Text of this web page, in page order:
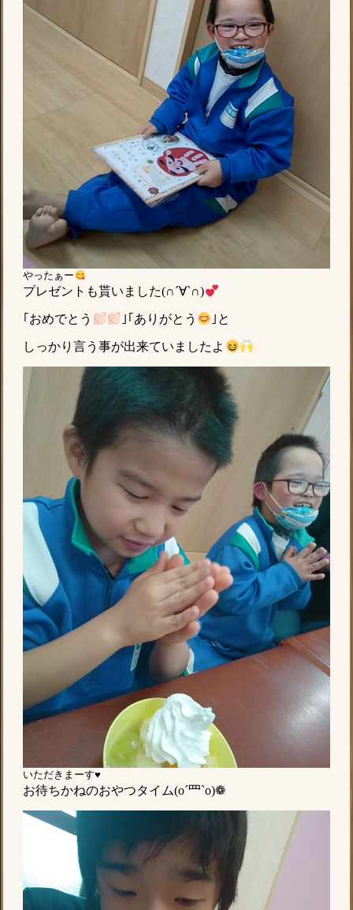
やったぁー
プレゼントも貰いました(∩´∀`∩)
｢おめでとう ｣｢ありがとう ｣と
しっかり言う事が出来ていましたよ
いただきまーす♥
お待ちかねのおやつタイム(o´罒`o)❁